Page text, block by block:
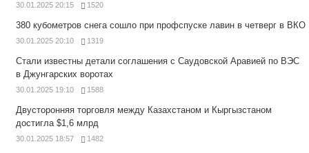
30.01.2025 20:15 1520
380 кубометров снега сошло при профспуске лавин в четверг в ВКО
30.01.2025 20:10 1319
Стали известны детали соглашения с Саудовской Аравией по ВЭС
в Джунгарских воротах
30.01.2025 19:10 1588
Двусторонняя торговля между Казахстаном и Кыргызстаном
достигла $1,6 млрд
30.01.2025 18:57 1482